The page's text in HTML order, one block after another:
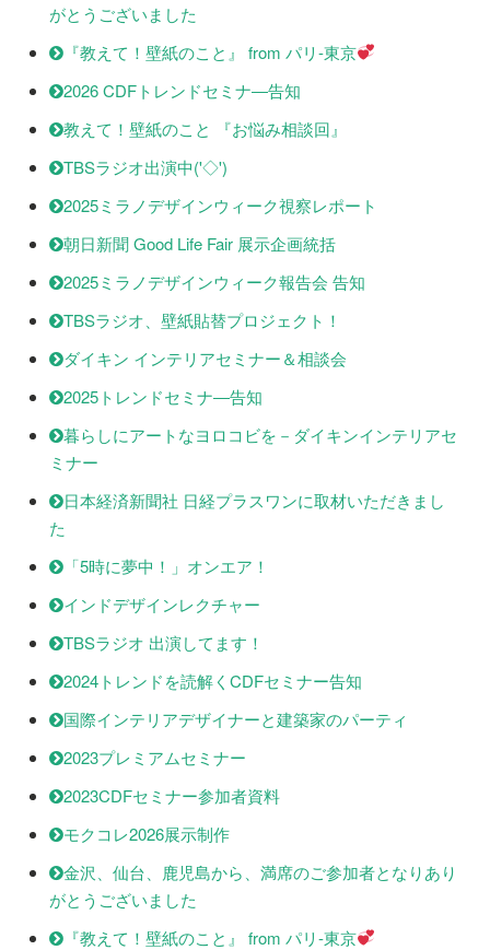
がとうございました
『教えて！壁紙のこと』 from パリ-東京
2026 CDFトレンドセミナ―告知
教えて！壁紙のこと 『お悩み相談回』
TBSラジオ出演中('◇')ゞ
2025ミラノデザインウィーク視察レポート
朝日新聞 Good Life Fair 展示企画統括
2025ミラノデザインウィーク報告会 告知
TBSラジオ、壁紙貼替プロジェクト！
ダイキン インテリアセミナー＆相談会
2025トレンドセミナ―告知
暮らしにアートなヨロコビを－ダイキンインテリアセ
ミナー
日本経済新聞社 日経プラスワンに取材いただきまし
た
「5時に夢中！」オンエア！
インドデザインレクチャー
TBSラジオ 出演してます！
2024トレンドを読解くCDFセミナー告知
国際インテリアデザイナーと建築家のパーティ
2023プレミアムセミナー
2023CDFセミナー参加者資料
モクコレ2026展示制作
金沢、仙台、鹿児島から、満席のご参加者となりあり
がとうございました
『教えて！壁紙のこと』 from パリ-東京